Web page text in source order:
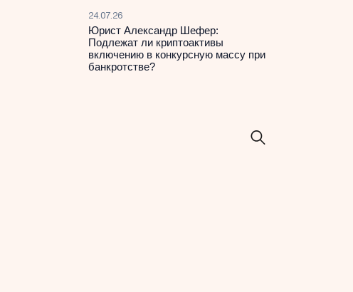
24.07.26
Юрист Александр Шефер:
Подлежат ли криптоактивы
включению в конкурсную массу при
банкротстве?